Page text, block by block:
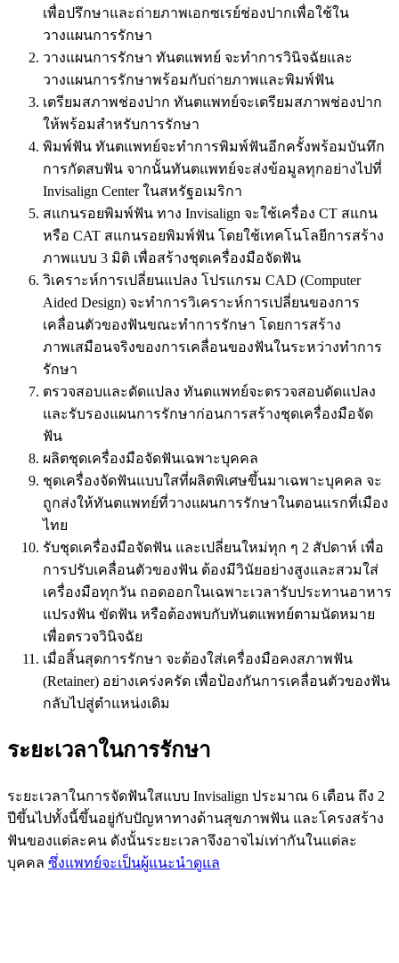
เพื่อปรึกษาและถ่ายภาพเอกซเรย์ช่องปากเพื่อใช้ใน
วางแผนการรักษา
วางแผนการรักษา ทันตแพทย์ จะทำการวินิจฉัยและ
วางแผนการรักษาพร้อมกับถ่ายภาพและพิมพ์ฟัน
เตรียมสภาพช่องปาก ทันตแพทย์จะเตรียมสภาพช่องปาก
ให้พร้อมสำหรับการรักษา
พิมพ์ฟัน ทันตแพทย์จะทำการพิมพ์ฟันอีกครั้งพร้อมบันทึก
การกัดสบฟัน จากนั้นทันตแพทย์จะส่งข้อมูลทุกอย่างไปที่
Invisalign Center ในสหรัฐอเมริกา
สแกนรอยพิมพ์ฟัน ทาง Invisalign จะใช้เครื่อง CT สแกน
หรือ CAT สแกนรอยพิมพ์ฟัน โดยใช้เทคโนโลยีการสร้าง
ภาพแบบ 3 มิติ เพื่อสร้างชุดเครื่องมือจัดฟัน
วิเคราะห์การเปลี่ยนแปลง โปรแกรม CAD (Computer
Aided Design) จะทำการวิเคราะห์การเปลี่ยนของการ
เคลื่อนตัวของฟันขณะทำการรักษา โดยการสร้าง
ภาพเสมือนจริงของการเคลื่อนของฟันในระหว่างทำการ
รักษา
ตรวจสอบและดัดแปลง ทันตแพทย์จะตรวจสอบดัดแปลง
และรับรองแผนการรักษาก่อนการสร้างชุดเครื่องมือจัด
ฟัน
ผลิตชุดเครื่องมือจัดฟันเฉพาะบุคคล
ชุดเครื่องจัดฟันแบบใสที่ผลิตพิเศษขึ้นมาเฉพาะบุคคล จะ
ถูกส่งให้ทันตแพทย์ที่วางแผนการรักษาในตอนแรกที่เมือง
ไทย
รับชุดเครื่องมือจัดฟัน และเปลี่ยนใหม่ทุก ๆ 2 สัปดาห์ เพื่อ
การปรับเคลื่อนตัวของฟัน ต้องมีวินัยอย่างสูงและสวมใส่
เครื่องมือทุกวัน ถอดออกในเฉพาะเวลารับประทานอาหาร
แปรงฟัน ขัดฟัน หรือต้องพบกับทันตแพทย์ตามนัดหมาย
เพื่อตรวจวินิจฉัย
เมื่อสิ้นสุดการรักษา จะต้องใส่เครื่องมือคงสภาพฟัน
(Retainer) อย่างเคร่งครัด เพื่อป้องกันการเคลื่อนตัวของฟัน
กลับไปสู่ตำแหน่งเดิม
ระยะเวลาในการรักษา
ระยะเวลาในการจัดฟันใสแบบ Invisalign ประมาณ 6 เดือน ถึง 2
ปีขึ้นไปทั้งนี้ขึ้นอยู่กับปัญหาทางด้านสุขภาพฟัน และโครงสร้าง
ฟันของแต่ละคน ดังนั้นระยะเวลาจึงอาจไม่เท่ากันในแต่ละ
บุคคล ซึ่งแพทย์จะเป็นผู้แนะนำดูแล